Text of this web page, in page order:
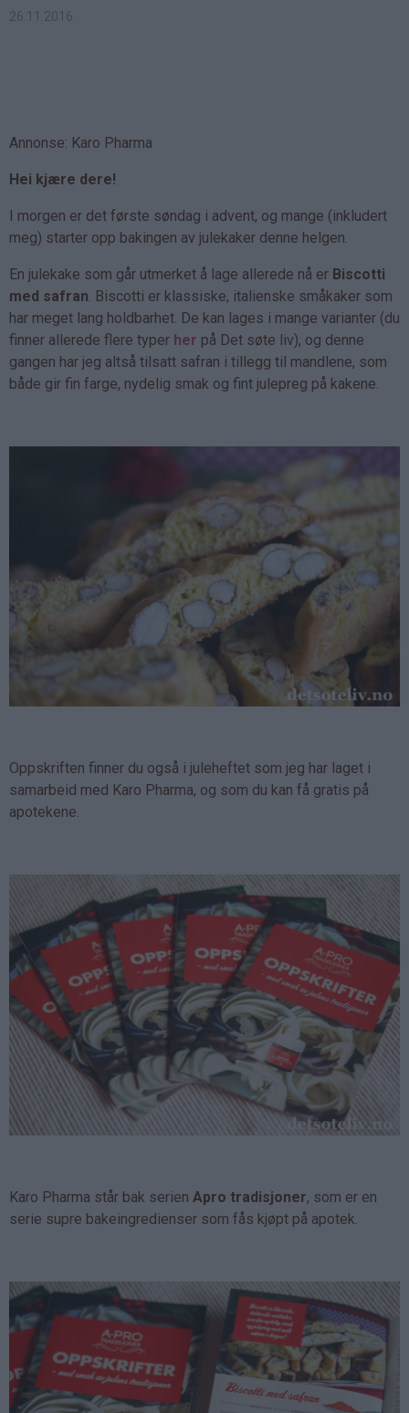
26.11.2016
Annonse: Karo Pharma
Hei kjære dere!
I morgen er det første søndag i advent, og mange (inkludert
meg) starter opp bakingen av julekaker denne helgen.
En julekake som går utmerket å lage allerede nå er Biscotti
med safran. Biscotti er klassiske, italienske småkaker som
har meget lang holdbarhet. De kan lages i mange varianter (du
finner allerede flere typer her på Det søte liv), og denne
gangen har jeg altså tilsatt safran i tillegg til mandlene, som
både gir fin farge, nydelig smak og fint julepreg på kakene.
Oppskriften finner du også i juleheftet som jeg har laget i
samarbeid med Karo Pharma, og som du kan få gratis på
apotekene.
Karo Pharma står bak serien Apro tradisjoner, som er en
serie supre bakeingredienser som fås kjøpt på apotek.